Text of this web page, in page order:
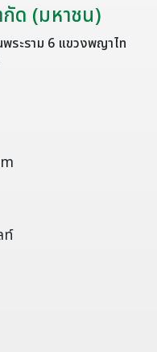
ด (มหาชน)
ระราม 6 แขวงพญาไท
ท์